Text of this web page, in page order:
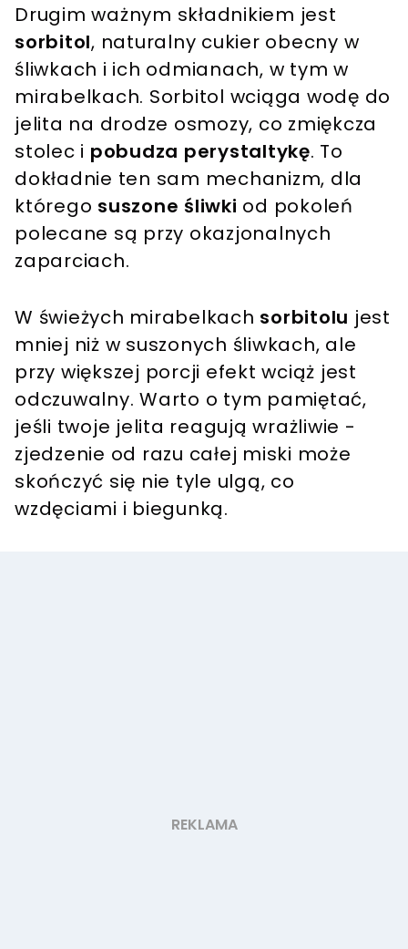
Drugim ważnym składnikiem jest
sorbitol, naturalny cukier obecny w
śliwkach i ich odmianach, w tym w
mirabelkach. Sorbitol wciąga wodę do
jelita na drodze osmozy, co zmiękcza
stolec i pobudza perystaltykę. To
dokładnie ten sam mechanizm, dla
którego suszone śliwki od pokoleń
polecane są przy okazjonalnych
zaparciach.
W świeżych mirabelkach sorbitolu jest
mniej niż w suszonych śliwkach, ale
przy większej porcji efekt wciąż jest
odczuwalny. Warto o tym pamiętać,
jeśli twoje jelita reagują wrażliwie -
zjedzenie od razu całej miski może
skończyć się nie tyle ulgą, co
wzdęciami i biegunką.